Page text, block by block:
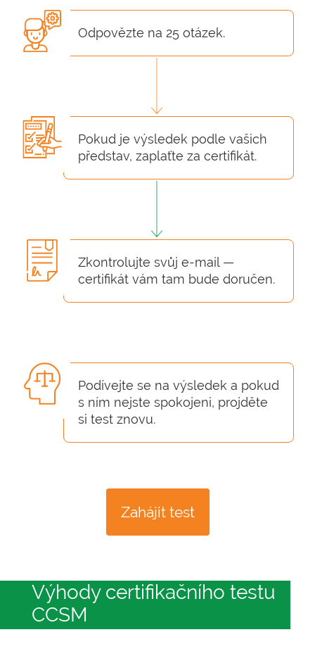
Odpovězte na 25 otázek.
Pokud je výsledek podle vašich
představ, zaplaťte za certifikát.
Zkontrolujte svůj e-mail —
certifikát vám tam bude doručen.
Podívejte se na výsledek a pokud
s ním nejste spokojeni, projděte
si test znovu.
Zahájit test
Výhody certifikačního testu
CCSM